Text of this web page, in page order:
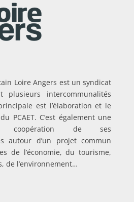
Loire Angers est un syndicat
plusieurs intercommunalités
est l’élaboration et le
PCAET. C’est également une
coopération de ses
autour d’un projet commun
de l’économie, du tourisme,
de l’environnement…